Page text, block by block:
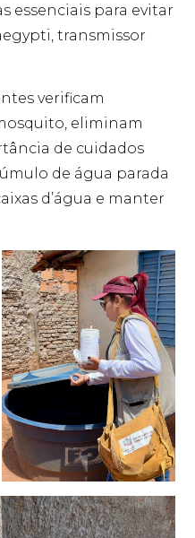
essenciais para evitar
transmissor
verificam
eliminam
de cuidados
de água parada
d’água e manter